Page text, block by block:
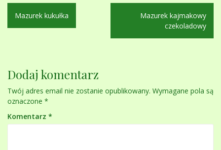
Nawigacja
wpisu
Mazurek kukułka
Mazurek kajmakowy
czekoladowy
Dodaj komentarz
Twój adres email nie zostanie opublikowany. Wymagane pola są
oznaczone *
Komentarz *